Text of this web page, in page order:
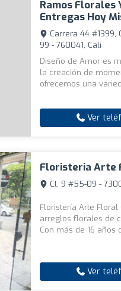
Ramos Florales
Entregas Hoy
Carrera 44 #1399,
99 - 760041, Cali
Diseño de Amor es
la creación de
ofrecemos una
Ver
Floristeria Arte
Cl. 9 #55-09 -
Floristería Arte
arreglos florales de
Con más de 16 años
Ver